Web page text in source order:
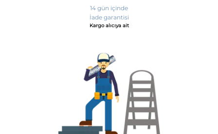
14 gün içinde
İade garantisi
Kargo alıcıya ait